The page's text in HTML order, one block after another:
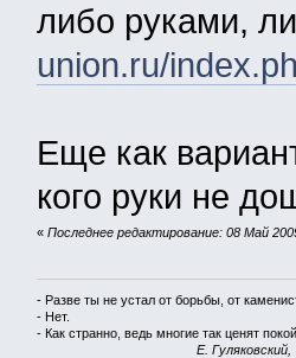
либо руками,
union.ru/
Еще как
кого руки не
«Последнее редактирование: 08 Май
- Разве ты не устал от борьбы, от
- Нет.
- Как странно, ведь многие так ценят
E.